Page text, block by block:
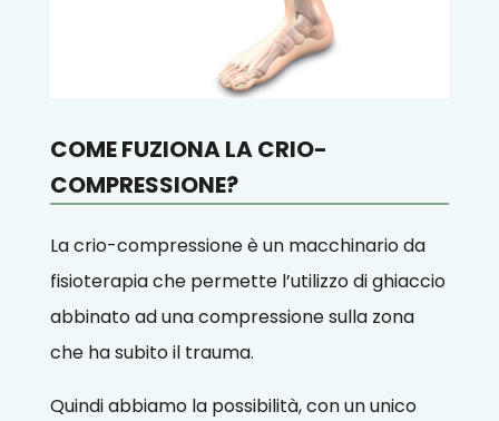
COME FUZIONA LA CRIO-
COMPRESSIONE?
La crio-compressione è un macchinario da
fisioterapia che permette l’utilizzo di ghiaccio
abbinato ad una compressione sulla zona
che ha subito il trauma.
Quindi abbiamo la possibilità, con un unico